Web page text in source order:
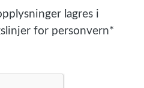
lagres i
for personvern*